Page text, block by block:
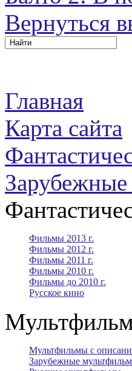
Вернуться
Главная
Карта сайта
Фильмы 2013 г.
Фильмы 2012 г.
Фильмы 2011 г.
Фильмы 2010 г.
Фильмы до 2010 г.
Русское кино
Мультфильмы с
Зарубежные